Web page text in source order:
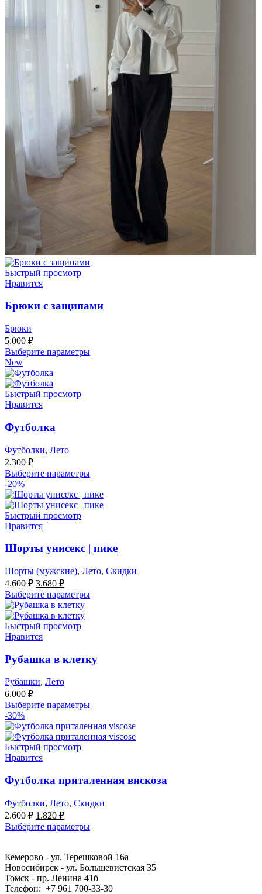
Быстрый просмотр
Нравится
Брюки с защипами
Брюки
5.000 ₽
Выберите параметры
New
Быстрый просмотр
Нравится
Футболка
Футболки, Лето
2.300 ₽
Выберите параметры
-20%
Быстрый просмотр
Нравится
Шорты унисекс | пике
Шорты (мужские), Лето, Скидки
4.600₽ Первоначальная
цена
составляла
4.600 ₽.
3.680 ₽Текущая
цена:
3.680 ₽.
Выберите параметры
Быстрый просмотр
Нравится
Рубашка в клетку
Рубашки, Лето
6.000 ₽
Выберите параметры
-30%
Быстрый просмотр
Нравится
Футболка приталенная вискоза
Футболки, Лето, Скидки
2.600₽ Первоначальная
цена
составляла
1.820 ₽Текущая
цена:
Выберите параметры
Кемерово - ул. Терешковой 16а
Новосибирск - ул. Большевистская 35
Томск - пр. Ленина 41б
Телефон: +7 961 700-33-30